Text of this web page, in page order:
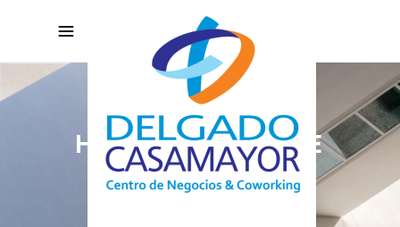
HOME FURNITURE
Urban DIY Housing